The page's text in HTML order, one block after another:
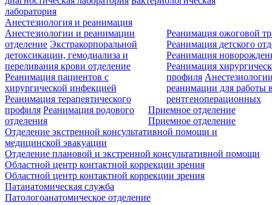
лаборатория
Анестезиология и реанимация
Анестезиологии и реанимации
отделение Экстракорпоральной
детоксикации, гемодиализа и
переливания крови отделение
Реанимация пациентов с
хирургической инфекцией
Реанимация терапевтического
профиля Реанимация родового
отделения
Реанимация ожоговой
Реанимация детского
Реанимация
Реанимация
профиля
реанимации для работы
рентгеноперационных
Приемное отделение
Приемное отделение
Отделение экстренной консультативной помощи и
медицинской эвакуации
Отделение плановой и экстренной консультативной помощи
Областной центр контактной коррекции зрения
Областной центр контактной коррекции зрения
Патанатомическая служба
Патологоанатомическое отделение